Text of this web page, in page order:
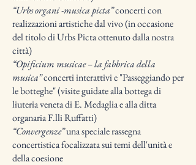
“Urbs organi -musica picta”concerti con
realizzazioni artistiche dal vivo (in occasione
del titolo di Urbs Picta ottenuto dalla nostra
città)
“Opificium musicae – la fabbrica della
musica”concerti interattivi e "Passeggiando per
le botteghe" (visite guidate alla bottega di
liuteria veneta di E. Medaglia e alla ditta
organaria F.lli Ruffatti)
“Convergenze”una speciale rassegna
concertistica focalizzata sui temi dell'unità e
della coesione